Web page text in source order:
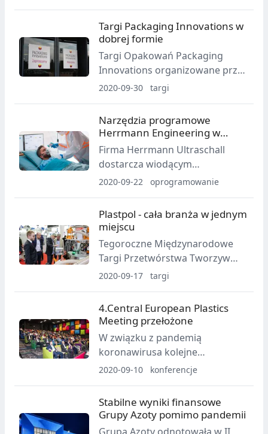
przeprowadzenia symulacji
cyrkulacji powietrza w stołówce
dla pracowników w niemieckim
Oelde.
Targi Packaging Innovations w
dobrej formie
Targi Opakowań Packaging
Innovations organizowane przez
Targi w Krakowie, które w
dowodem na to, że przy
zachowaniu restrykcyjnych
obostrzeń sanitarnych możliwe
jest przygotowanie targów na
najwyższym poziomie.
2020-09-30 targi
Narzędzia programowe
Herrmann Engineering w
walce z COVID-19
Firma Herrmann Ultraschall
dostarcza wiodącym
producentom respiratorów
takich jak części mające kontakt
z ustami i nosem, pływaki, filtry i
obudowy.
2020-09-22 oprogramowanie
Plastpol - cała branża w jednym
miejscu
Tegoroczne Międzynarodowe
Targi Przetwórstwa Tworzyw
Sztucznych i Gumy Plastpol
będzie strefa BioTworzyw, a
seminarium techniczne
PLASTECH INFO tradycyjnym
elementem spotkania.
2020-09-17 targi
4.Central European Plastics
Meeting przełożone
W związku z pandemią
koronawirusa kolejne
wydarzenie w tym roku zostało
2020-09-10 konferencje
Stabilne wyniki finansowe
Grupy Azoty pomimo pandemii